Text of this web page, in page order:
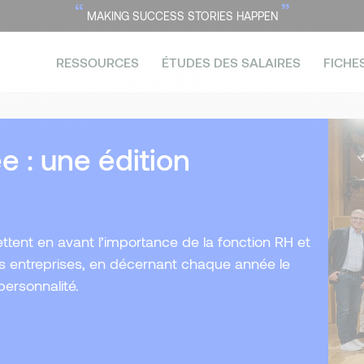
“ MAKING SUCCESS STORIES HAPPEN ”
RESSOURCES ÉTUDES DES SALAIRES
: une édition
en avant l’importance de la fonction RH et
en décernant chaque année le